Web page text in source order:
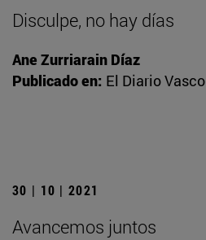
Disculpe, no hay días
Ane Zurriarain Díaz
Publicado en: El Diario Vasco
30 | 10 | 2021
Avancemos juntos